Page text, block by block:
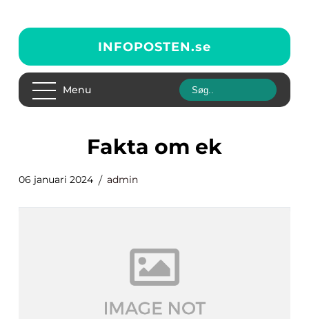
INFOPOSTEN.se
Menu
fakta om ek
06 januari 2024 admin